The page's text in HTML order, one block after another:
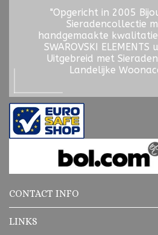
"Opgericht in 2005
Sieradencollectie
handgemaakte
SWAROVSKI
Uitgebreid met
Landelijke
CONTACT INFO
LINKS